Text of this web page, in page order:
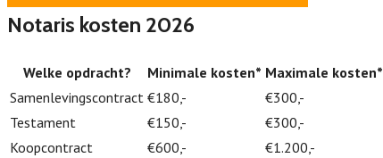
Notaris kosten 2026
Welke opdracht? Minimale kosten* Maximale kosten*
Samenlevingscontract €180,-
€300,-
Testament
€150,-
€300,-
Koopcontract
€600,-
€1.200,-